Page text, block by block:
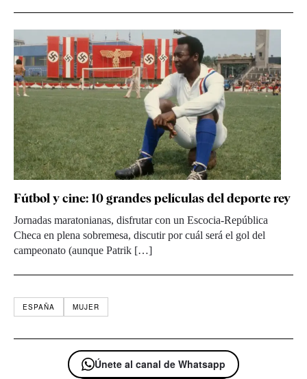
Fútbol y cine: 10 grandes películas del deporte rey
Jornadas maratonianas, disfrutar con un Escocia-República
Checa en plena sobremesa, discutir por cuál será el gol del
campeonato (aunque Patrik […]
ESPAÑA MUJER
Únete al canal de Whatsapp